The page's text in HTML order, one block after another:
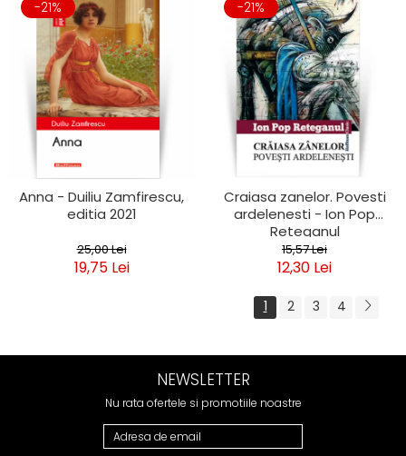
-21%
Anna - Duiliu Zamfirescu,
editia 2021
25,00 Lei
19,75 Lei
-21%
Craiasa zanelor. Povesti
ardelenesti - Ion Pop
Reteganul
15,57 Lei
12,30 Lei
1 2 3 4
NEWSLETTER
Nu rata ofertele si promotiile noastre